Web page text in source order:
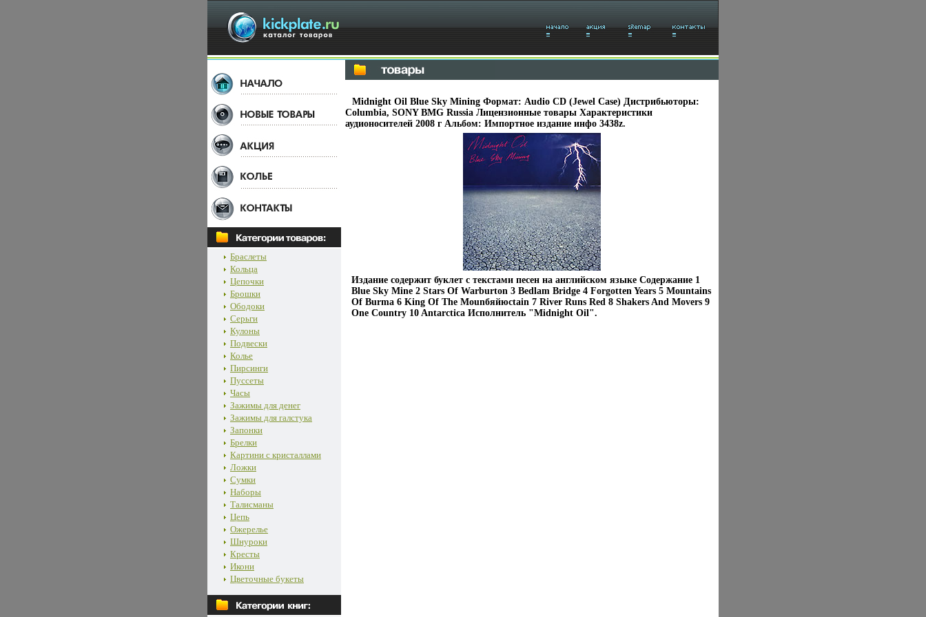
Браслеты
Кольца
Цепочки
Брошки
Ободоки
Серьги
Кулоны
Подвески
Колье
Пирсинги
Пуссеты
Часы
Зажимы для денег
Зажимы для галстука
Запонки
Брелки
Картини с кристаллами
Ложки
Сумки
Наборы
Талисманы
Цепь
Ожерелье
Шнуроки
Кресты
Икони
Цветочные букеты
Midnight Oil Blue Sky Mining Формат: Audio CD (Jewel Case) Дистрибьюторы:
Columbia, SONY BMG Russia Лицензионные товары Характеристики
аудионосителей 2008 г Альбом: Импортное издание инфо 3438z.
Издание содержит буклет с текстами песен на английском языке Содержание 1
Blue Sky Mine 2 Stars Of Warburton 3 Bedlam Bridge 4 Forgotten Years 5 Mountains
Of Burma 6 King Of The Mounбяйюсtain 7 River Runs Red 8 Shakers And Movers 9
One Country 10 Antarctica Исполнитель "Midnight Oil".